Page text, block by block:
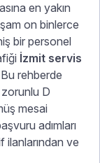
en yakın
on binlerce
bir personel
İzmit servis
Bu rehberde
D
mesai
adımları
ilanlarından ve